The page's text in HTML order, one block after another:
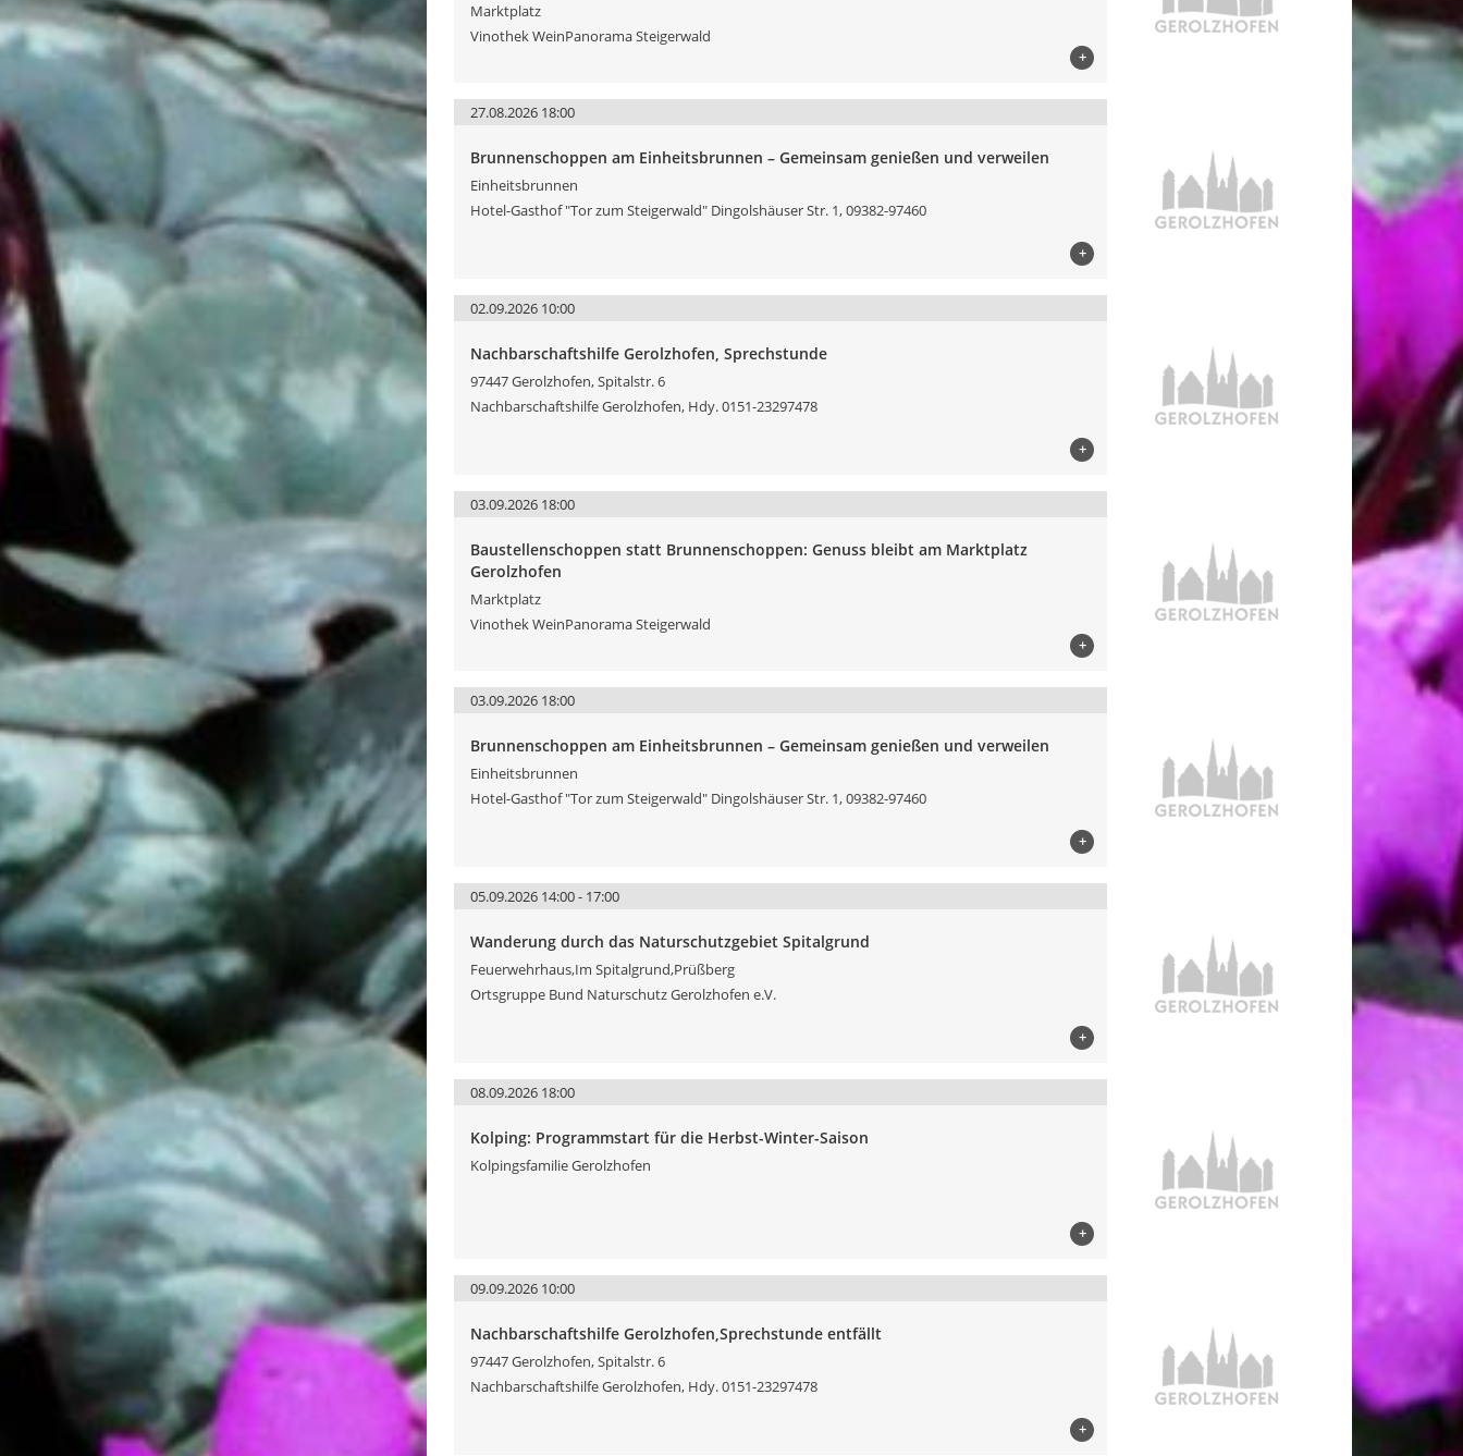
Marktplatz
Vinothek WeinPanorama Steigerwald
+
27.08.2026 18:00
Brunnenschoppen am Einheitsbrunnen – Gemeinsam genießen und verweilen
Einheitsbrunnen
Hotel-Gasthof "Tor zum Steigerwald" Dingolshäuser Str. 1, 09382-97460
+
02.09.2026 10:00
Nachbarschaftshilfe Gerolzhofen, Sprechstunde
97447 Gerolzhofen, Spitalstr. 6
Nachbarschaftshilfe Gerolzhofen, Hdy. 0151-23297478
+
03.09.2026 18:00
Baustellenschoppen statt Brunnenschoppen: Genuss bleibt am Marktplatz
Gerolzhofen
Marktplatz
Vinothek WeinPanorama Steigerwald
+
03.09.2026 18:00
Brunnenschoppen am Einheitsbrunnen – Gemeinsam genießen und verweilen
Einheitsbrunnen
Hotel-Gasthof "Tor zum Steigerwald" Dingolshäuser Str. 1, 09382-97460
+
05.09.2026 14:00 - 17:00
Wanderung durch das Naturschutzgebiet Spitalgrund
Feuerwehrhaus,Im Spitalgrund,Prüßberg
Ortsgruppe Bund Naturschutz Gerolzhofen e.V.
+
08.09.2026 18:00
Kolping: Programmstart für die Herbst-Winter-Saison
Kolpingsfamilie Gerolzhofen
+
09.09.2026 10:00
Nachbarschaftshilfe Gerolzhofen,Sprechstunde entfällt
97447 Gerolzhofen, Spitalstr. 6
Nachbarschaftshilfe Gerolzhofen, Hdy. 0151-23297478
+